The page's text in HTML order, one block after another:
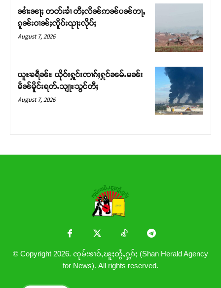
တႃႇႁႂ်ႈသဵင်ၵၢင်ၸႂ်ၵူၼ်းမိူင်း ၵူႈတီႈၵူႈလႅၼ်ပေႃးတေၸွ
တ်ႇ တူဝ်ႈလုမ်ႈၾႃႉၼၼ်ႉ ၶဝ်ႈႁူမ်ႈၵမ်ႉထႅမ် ၸုမ်းၶၢ
ဝ်ႇၽူႈတွႆႇႁွၵ်ႈ လႆႈယူႇၶႃႈဢေႃႈ။
ၼၢႆးၼႃႈ တတ်းၶၢႆ တီႈလိၼ်ဢၼ်ပၼ်တႃႇ
ၵူၼ်းဝၢၼ်ႈၸိူဝ်းၺႃးလိုပ်ႈ
August 7, 2026
ယူႊၶရဵၼ်ႊ ယိုဝ်းႁူင်းၸၢၵ်ႈႁုင်ၼမ်ႉမၼ်း
မဵၼ်မိူင်းရတ်ႉသျႃႊသွင်တီႈ
August 7, 2026
© Copyright 2026. ၸုမ်းၶၢဝ်ႇၽူႈတွႆႇႁွၵ်ႈ (Shan Herald Agency
for News). All rights reserved.